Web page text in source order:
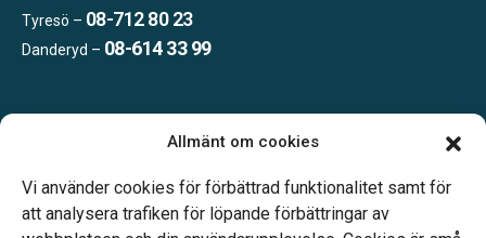
Allmänt om cookies
Vi använder cookies för förbättrad funktionalitet samt för
att analysera trafiken för löpande förbättringar av
Tyresö – 08-712 80 23
Danderyd – 08-614 33 99
Telefonjour dygnet runt.